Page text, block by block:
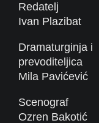
Redatelj
Ivan Plazibat
Dramaturginja i
prevoditeljica
Mila Pavićević
Scenograf
Ozren Bakotić